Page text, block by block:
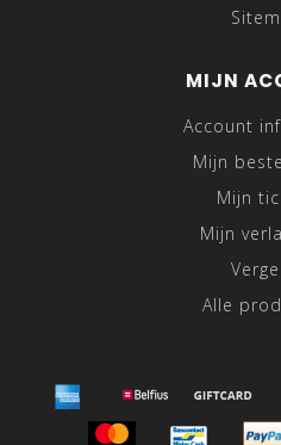
MIJN
Account
Mijn
Mijn
Mijn
Alle